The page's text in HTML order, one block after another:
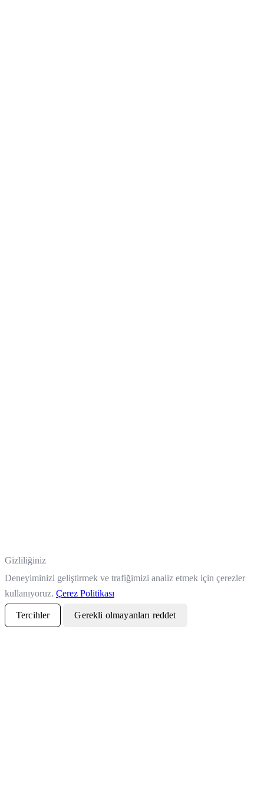
Gizliliğiniz
Deneyiminizi geliştirmek ve trafiğimizi analiz etmek için çerezler
kullanıyoruz. Çerez Politikası
Tercihler Gerekli olmayanları reddet